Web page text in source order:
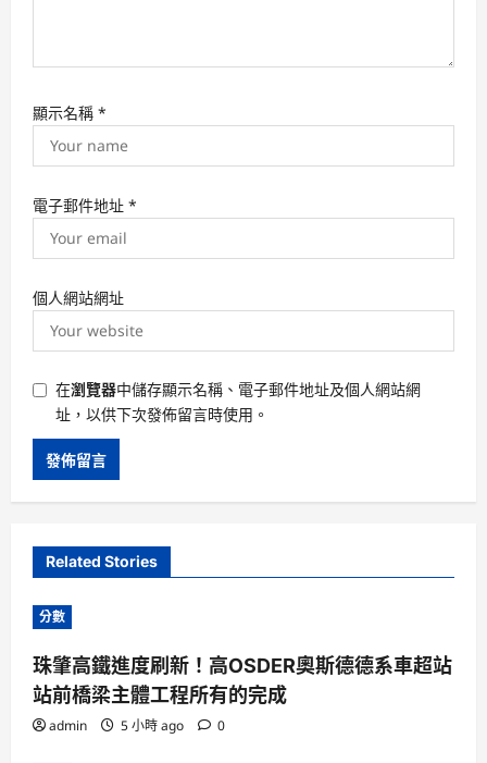
顯示名稱 *
電子郵件地址 *
個人網站網址
在瀏覽器中儲存顯示名稱、電子郵件地址及個人網站網
址，以供下次發佈留言時使用。
Related Stories
分數
珠肇高鐵進度刷新！高OSDER奧斯德德系車超站
站前橋梁主體工程所有的完成
admin 5 小時 ago 0